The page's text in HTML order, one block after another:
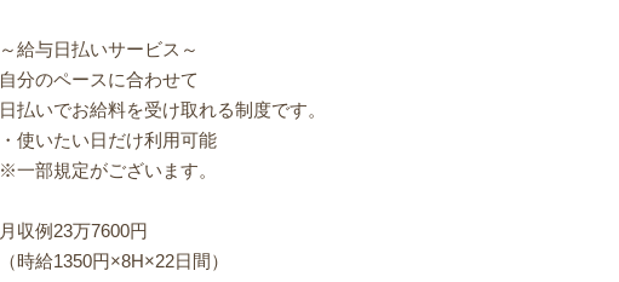
～給与日払いサービス～
自分のペースに合わせて
日払いでお給料を受け取れる制度です。
・使いたい日だけ利用可能
※一部規定がございます。
月収例23万7600円
（時給1350円×8H×22日間）